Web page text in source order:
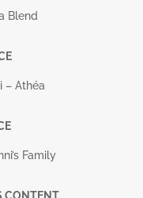
Blend
– Athéa
Family
CONTENT